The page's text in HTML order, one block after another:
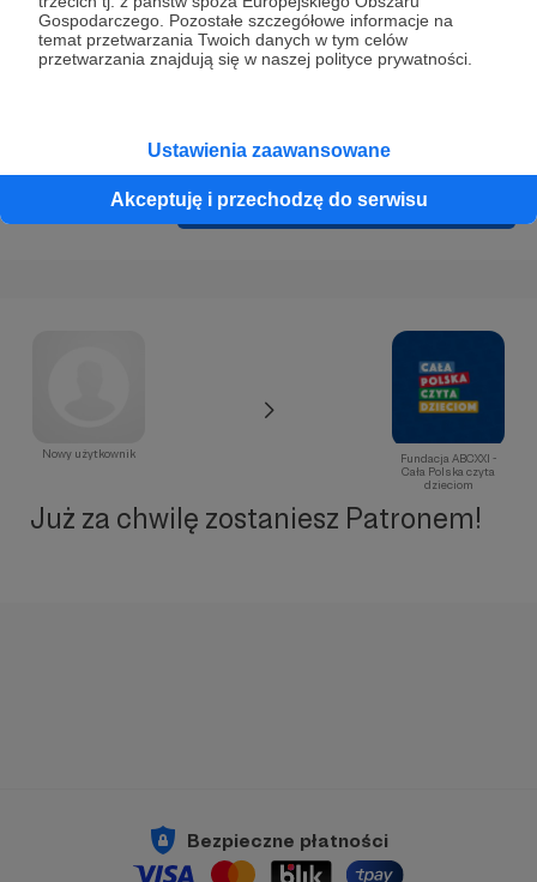
Gospodarczego. Pozostałe szczegółowe informacje na
temat przetwarzania Twoich danych w tym celów
przetwarzania znajdują się w naszej polityce prywatności.
Ustawienia zaawansowane
Akceptuję i przechodzę do serwisu
zmieniona w ustawieniach konta.
Cofnij Zarejestruj się i przejdź dalej
Nowy użytkownik
Fundacja ABCXXI -
Cała Polska czyta
dzieciom
Już za chwilę zostaniesz Patronem!
Bezpieczne płatności